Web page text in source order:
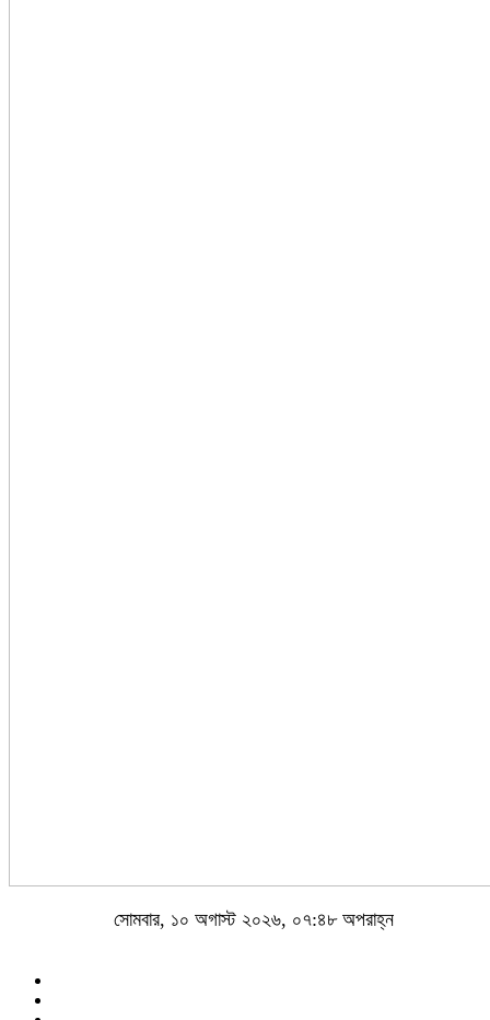
সোমবার, ১০ অগাস্ট ২০২৬, ০৭:৪৮ অপরাহ্ন